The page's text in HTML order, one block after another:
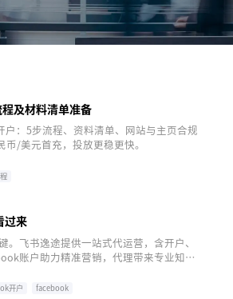
媒介采买
及材料清单准备
：5步流程、资料清单、网站与主页合规
/美元首充，投放更稳更快。
过来
飞书逸途提供一站式代运营，含开户、
账户助力精准营销，代理带来专业知
现快速增长。
开户 facebook